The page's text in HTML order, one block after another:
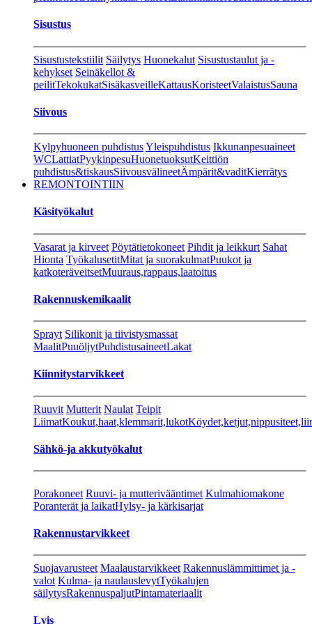
Sisustus
Sisustustekstiilit Säilytys Huonekalut Sisustustaulut ja -
kehykset Seinäkellot &
peilitTekokukatSisäkasveilleKattausKoristeetValaistusSauna
Siivous
Kylpyhuoneen puhdistusYleispuhdistus Ikkunanpesuaineet
WCLattiatPyykinpesuHuonetuoksutKeittiön
puhdistus&tiskausSiivousvälineetÄmpärit&vaditKierrätys
REMONTOINTIIN
Käsityökalut
Vasarat ja kirveet Pöytätietokoneet Pihdit ja leikkurt Sahat
Hionta TyökalusetitMitat ja suorakulmatPuukot ja
katkoteräveitsetMuuraus,rappaus,laatoitus
Rakennuskemikaalit
Sprayt Silikonit ja tiivistysmassat
MaalitPuuöljytPuhdistusaineetLakat
Kiinnitystarvikkeet
Ruuvit Mutterit Naulat Teipit
LiimatKoukut,haat,klemmarit,lukot
Sähkö-ja akkutyökalut
Porakoneet Ruuvi- ja mutterivääntimet Kulmahiomakone
Poranterät ja laikatHylsy- ja kärkisarjat
Rakennustarvikkeet
Suojavarusteet Maalaustarvikkeet Rakennuslämmittimet ja -
valot Kulma- ja naulauslevytTyökalujen
säilytysRakennuspaljutPintamateriaalit
Lvis